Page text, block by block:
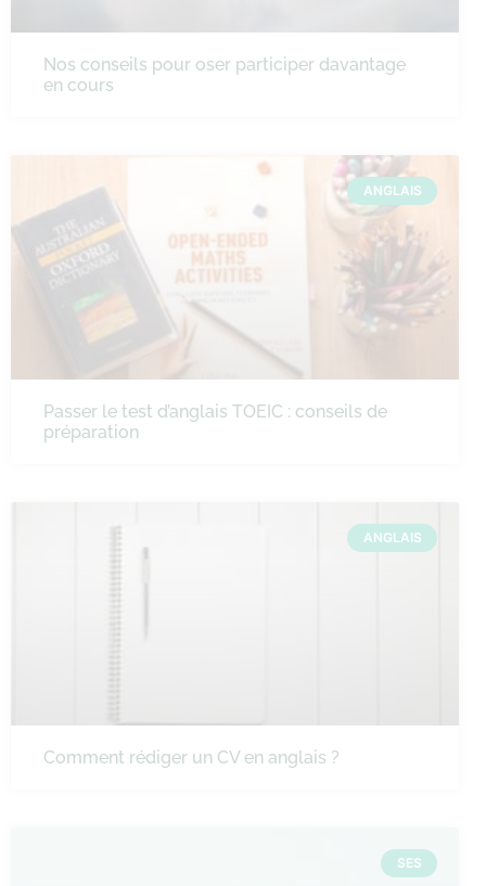
Nos conseils pour oser participer davantage
en cours
ANGLAIS
Passer le test d’anglais TOEIC : conseils de
préparation
ANGLAIS
Comment rédiger un CV en anglais ?
SES